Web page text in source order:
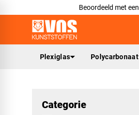
Beoordeeld met een
Plexiglas Polycarbonaat
Categorie